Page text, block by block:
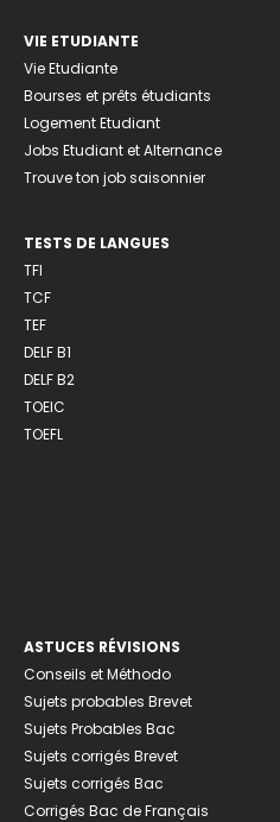
VIE ETUDIANTE
Vie Etudiante
Bourses et prêts étudiants
Logement Etudiant
Jobs Etudiant et Alternance
Trouve ton job saisonnier
TESTS DE LANGUES
TFI
TCF
TEF
DELF B1
DELF B2
TOEIC
TOEFL
ASTUCES RÉVISIONS
Conseils et Méthodo
Sujets probables Brevet
Sujets Probables Bac
Sujets corrigés Brevet
Sujets corrigés Bac
Corrigés Bac de Français